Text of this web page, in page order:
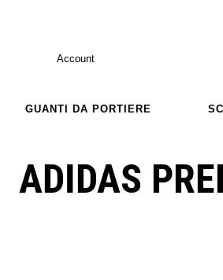
Account
GUANTI DA PORTIERE
ADIDAS